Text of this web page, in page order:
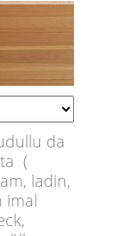
da
(
ladin,
imal